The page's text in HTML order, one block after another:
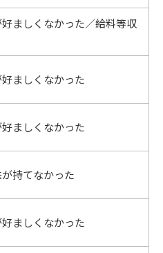
ましくなかった／給料等収
ましくなかった
ましくなかった
持てなかった
ましくなかった